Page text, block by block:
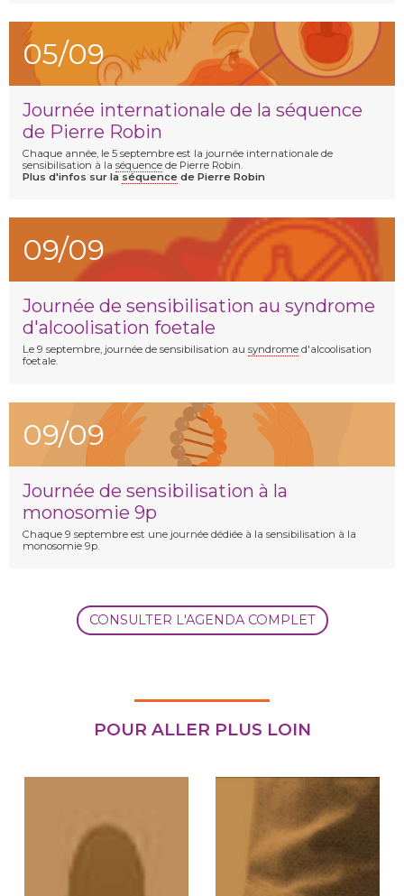
05/09
Journée internationale de la séquence
de Pierre Robin
Chaque année, le 5 septembre est la journée internationale de
sensibilisation à la séquence de Pierre Robin.
Plus d'infos sur laséquence de Pierre Robin
09/09
Journée de sensibilisation au syndrome
d'alcoolisation foetale
Le 9 septembre, journée de sensibilisation au syndrome d'alcoolisation
foetale.
09/09
Journée de sensibilisation à la
monosomie 9p
Chaque 9 septembre est une journée dédiée à la sensibilisation à la
monosomie 9p.
CONSULTER L'AGENDA COMPLET
POUR ALLER PLUS LOIN